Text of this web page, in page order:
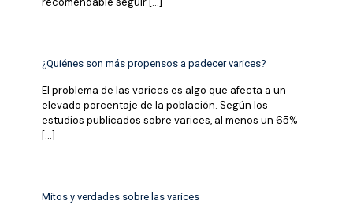
¿Quiénes son más propensos a padecer varices?
El problema de las varices es algo que afecta a un
elevado porcentaje de la población. Según los
estudios publicados sobre varices, al menos un 65%
[…]
Mitos y verdades sobre las varices